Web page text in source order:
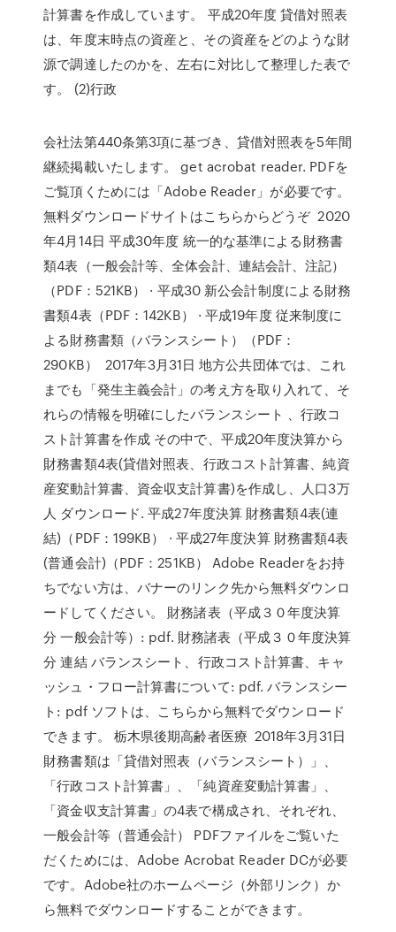
計算書を作成しています。 平成20年度 貸借対照表
は、年度末時点の資産と、その資産をどのような財
源で調達したのかを、左右に対比して整理した表で
す。 (2)行政
会社法第440条第3項に基づき、貸借対照表を5年間
継続掲載いたします。 get acrobat reader. PDFを
ご覧頂くためには「Adobe Reader」が必要です。
無料ダウンロードサイトはこちらからどうぞ 2020
年4月14日 平成30年度 統一的な基準による財務書
類4表（一般会計等、全体会計、連結会計、注記）
（PDF：521KB） · 平成30 新公会計制度による財務
書類4表（PDF：142KB） · 平成19年度 従来制度に
よる財務書類（バランスシート）（PDF：
290KB） 2017年3月31日 地方公共団体では、これ
までも「発生主義会計」の考え方を取り入れて、そ
れらの情報を明確にしたバランスシート 、行政コ
スト計算書を作成 その中で、平成20年度決算から
財務書類4表(貸借対照表、行政コスト計算書、純資
産変動計算書、資金収支計算書)を作成し、人口3万
人 ダウンロード. 平成27年度決算 財務書類4表(連
結)（PDF：199KB） · 平成27年度決算 財務書類4表
(普通会計)（PDF：251KB） Adobe Readerをお持
ちでない方は、バナーのリンク先から無料ダウンロ
ードしてください。 財務諸表（平成３０年度決算
分 一般会計等）: pdf. 財務諸表（平成３０年度決算
分 連結 バランスシート、行政コスト計算書、キャ
ッシュ・フロー計算書について: pdf. バランスシー
ト: pdf ソフトは、こちらから無料でダウンロード
できます。 栃木県後期高齢者医療 2018年3月31日
財務書類は「貸借対照表（バランスシート）」、
「行政コスト計算書」、「純資産変動計算書」、
「資金収支計算書」の4表で構成され、それぞれ、
一般会計等（普通会計） PDFファイルをご覧いた
だくためには、Adobe Acrobat Reader DCが必要
です。Adobe社のホームページ（外部リンク）か
ら無料でダウンロードすることができます。